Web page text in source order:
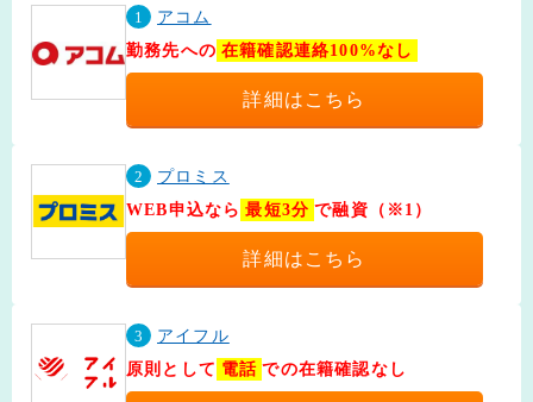
1
アコム
勤務先への 在籍確認連絡100%なし
詳細はこちら
2
プロミス
WEB申込なら 最短3分 で融資（※1）
詳細はこちら
3
アイフル
原則として 電話 での在籍確認なし